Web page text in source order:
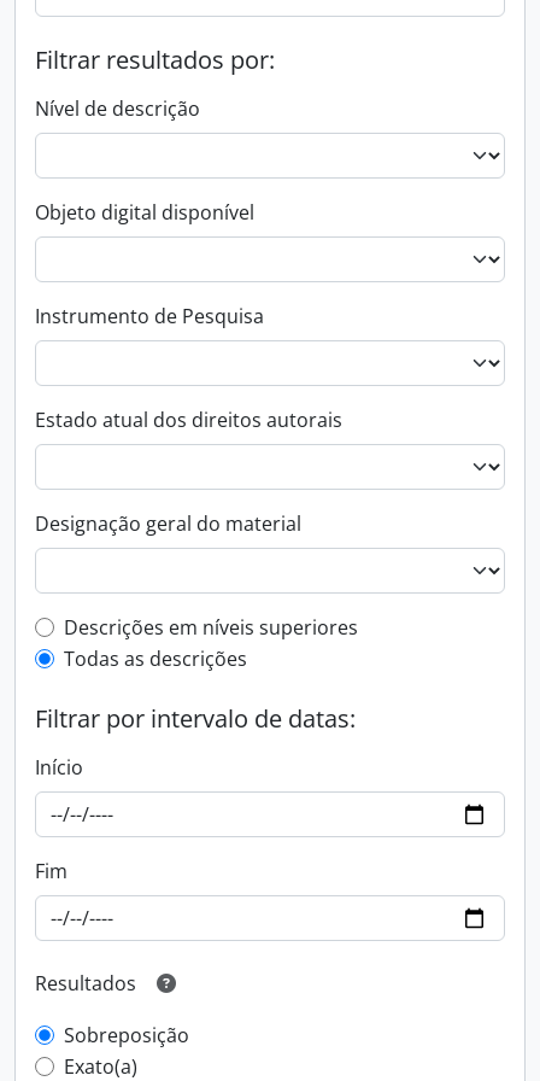
Filtrar resultados por:
Nível de descrição
Objeto digital disponível
Instrumento de Pesquisa
Estado atual dos direitos autorais
Designação geral do material
Filtro de descrição de nível superior
Descrições em níveis superiores
Todas as descrições
Filtrar por intervalo de datas:
Início
Fim
Resultados
Sobreposição
Exato(a)